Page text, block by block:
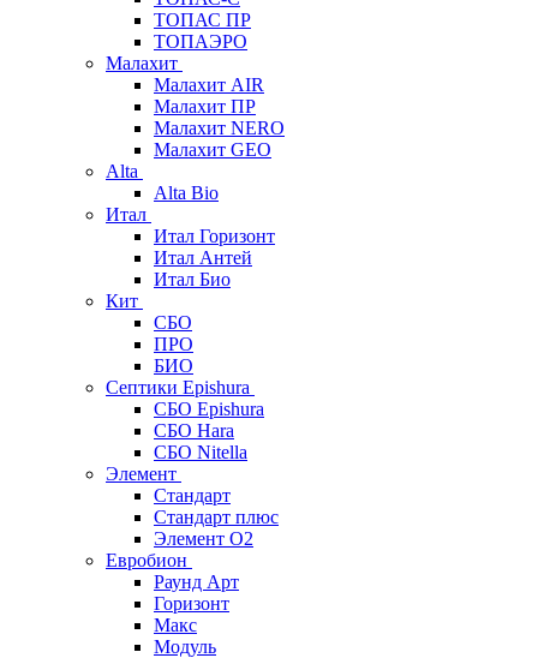
ТОПАС ПР
ТОПАЭРО
Малахит
Малахит AIR
Малахит ПР
Малахит NERO
Малахит GEO
Alta
Alta Bio
Итал
Итал Горизонт
Итал Антей
Итал Био
Кит
СБО
ПРО
БИО
Септики Epishura
СБО Epishura
СБО Hara
СБО Nitella
Элемент
Стандарт
Стандарт плюс
Элемент О2
Евробион
Раунд Арт
Горизонт
Макс
Модуль